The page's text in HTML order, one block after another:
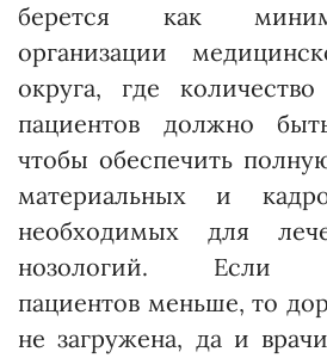
берется как
организации
округа, где
пациентов должно
чтобы обеспечить
материальных и
необходимых для
нозологий. Если
пациентов меньше, то
не загружена, да и